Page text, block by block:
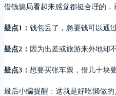
借钱骗局看起来感觉都挺合理的
疑点1： 钱包丢了，急要钱可以通
疑点2： 因为出差或旅游来外地却
疑点3： 想要买张车票，借几十块
最后小编提醒：这就是好吃懒做